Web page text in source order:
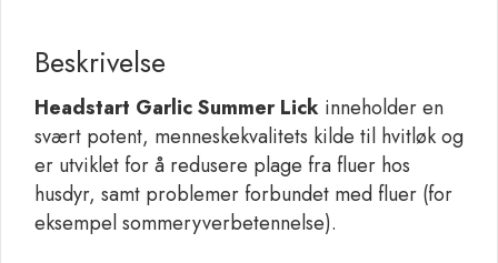
Beskrivelse
Headstart Garlic Summer Lick inneholder en
svært potent, menneskekvalitets kilde til hvitløk og
er utviklet for å redusere plage fra fluer hos
husdyr, samt problemer forbundet med fluer (for
eksempel sommeryverbetennelse).